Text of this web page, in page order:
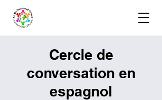
Cercle de
conversation en
espagnol